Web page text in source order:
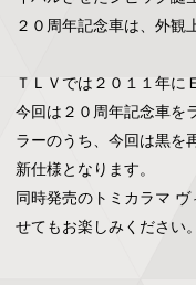
２０周年記念車は、外観
ＴＬＶでは２０１１年に
今回は２０周年記念車を
ラーのうち、今回は黒を
新仕様となります。
同時発売のトミカラマ
せてもお楽しみください。